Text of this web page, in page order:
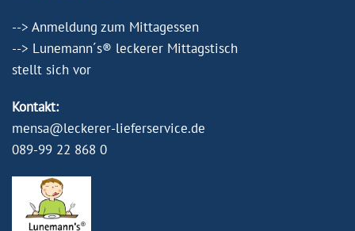
--> Anmeldung zum Mittagessen
--> Lunemann´s® leckerer Mittagstisch
stellt sich vor
Kontakt:
mensa@leckerer-lieferservice.de
089-99 22 868 0